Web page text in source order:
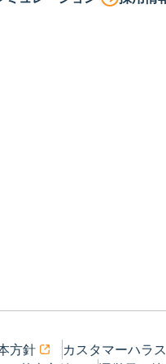
方針 カスタマーハラ